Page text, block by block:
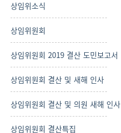
상임위소식
상임위원회
상임위원회 2019 결산 도민보고서
상임위원회 결산 및 새해 인사
상임위원회 결산 및 의원 새해 인사
상임위원회 결산특집